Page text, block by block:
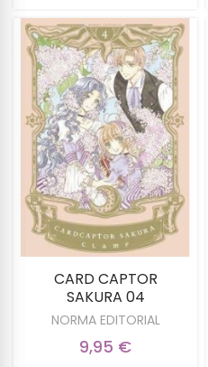
CARD CAPTOR
SAKURA 04
NORMA EDITORIAL
9,95 €